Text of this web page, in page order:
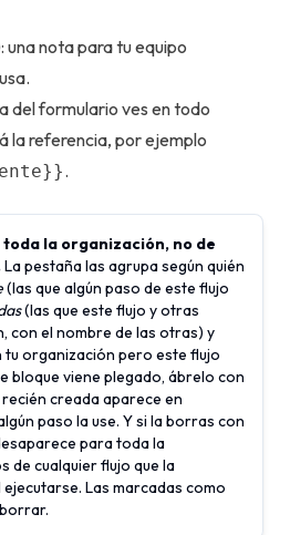
una nota para tu equipo
del formulario ves en todo
la referencia, por ejemplo
.
toda la organización, no de
La pestaña las agrupa según quién
(las que algún paso de este flujo
(las que este flujo y otras
con el nombre de las otras) y
organización pero este flujo
bloque viene plegado, ábrelo con
creada aparece en
paso la use. Y si la borras con
para toda la
de cualquier flujo que la
Las marcadas como